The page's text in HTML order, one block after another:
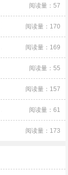
阅读量：57
阅读量：170
阅读量：169
阅读量：55
阅读量：157
阅读量：61
阅读量：173